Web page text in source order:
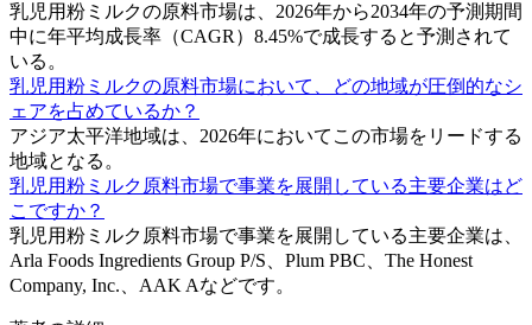
乳児用粉ミルクの原料市場は、2026年から2034年の予測期間
中に年平均成長率（CAGR）8.45%で成長すると予測されて
いる。
乳児用粉ミルクの原料市場において、どの地域が圧倒的なシ
ェアを占めているか？
アジア太平洋地域は、2026年においてこの市場をリードする
地域となる。
乳児用粉ミルク原料市場で事業を展開している主要企業はど
こですか？
乳児用粉ミルク原料市場で事業を展開している主要企業は、
Arla Foods Ingredients Group P/S、Plum PBC、The Honest
Company, Inc.、AAK Aなどです。